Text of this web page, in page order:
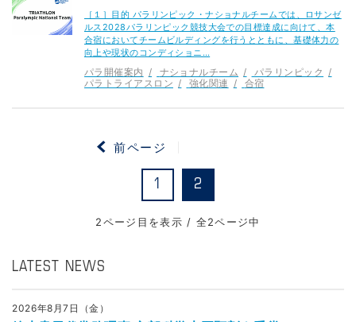
［１］目的 パラリンピック・ナショナルチームでは、ロサンゼ
ルス2028パラリンピック競技大会での目標達成に向けて、本
合宿においてチームビルディングを行うとともに、基礎体力の
向上や現状のコンディショニ…
パラ開催案内 ナショナルチーム
パラリンピック
パラトライアスロン
強化関連 合宿
2ページ目を表示 / 全2ページ中
前ページ
1 2
LATEST NEWS
2026年8月7日（金）